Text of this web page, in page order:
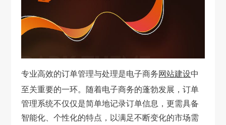
专业高效的订单管理与处理是电子商务网站建设中
至关重要的一环。随着电子商务的蓬勃发展，订单
管理系统不仅仅是简单地记录订单信息，更需具备
智能化、个性化的特点，以满足不断变化的市场需